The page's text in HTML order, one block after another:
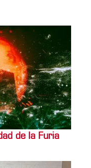
de la Furia